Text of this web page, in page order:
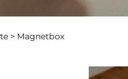
> Magnetbox